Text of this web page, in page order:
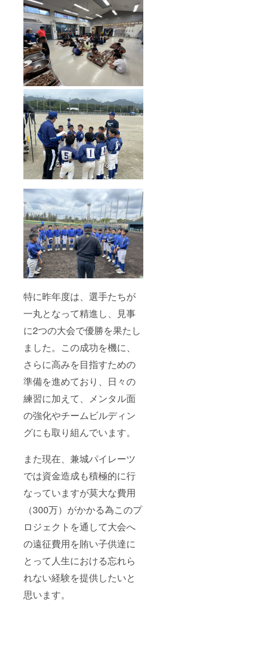
特に昨年度は、選手たちが
一丸となって精進し、見事
に2つの大会で優勝を果たし
ました。この成功を機に、
さらに高みを目指すための
準備を進めており、日々の
練習に加えて、メンタル面
の強化やチームビルディン
グにも取り組んでいます。
また現在、兼城パイレーツ
では資金造成も積極的に行
なっていますが莫大な費用
（300万）がかかる為このプ
ロジェクトを通して大会へ
の遠征費用を賄い子供達に
とって人生における忘れら
れない経験を提供したいと
思います。